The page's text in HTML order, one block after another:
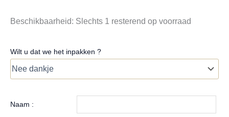
Beschikbaarheid: Slechts 1 resterend op voorraad
Wilt u dat we het inpakken ?
Naam :